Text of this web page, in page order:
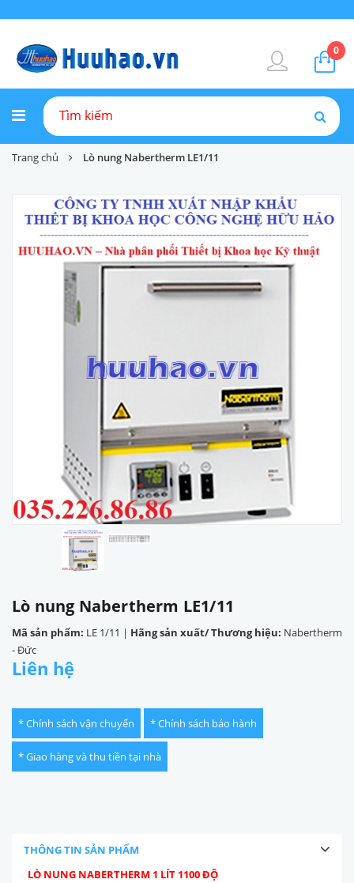
0
Trang chủ Lò nung Nabertherm LE1/11
Lò nung Nabertherm LE1/11
Mã sản phẩm: LE 1/11 | Hãng sản xuất/ Thương hiệu: Nabertherm
- Đức
Liên hệ
* Chính sách vận chuyển * Chính sách bảo hành
* Giao hàng và thu tiền tại nhà
THÔNG TIN SẢN PHẨM
LÒ NUNG NABERTHERM 1 LÍT 1100 ĐỘ